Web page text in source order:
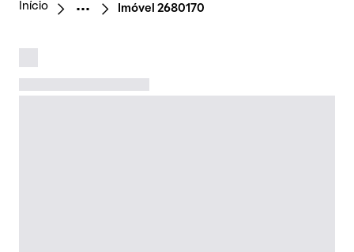
Início Imóvel 2680170